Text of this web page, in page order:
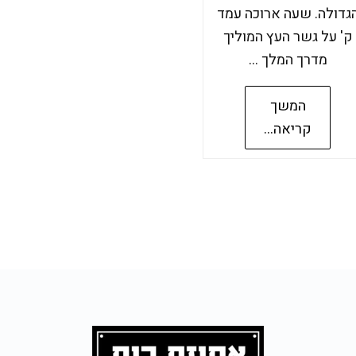
שעה ארוכה עמד
ק' על גשר העץ המוליך
מדרך המלך …
המשך
קריאה...